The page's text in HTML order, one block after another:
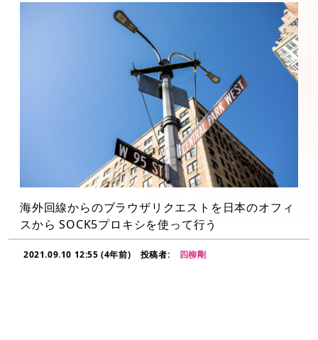
海外回線からのブラウザリクエストを日本のオフィ
スから SOCK5プロキシを使って行う
2021.09.10 12:55 (4年前) 投稿者: 四柳剛